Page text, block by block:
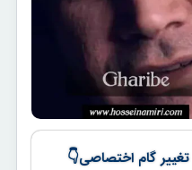
گام اختصاصی👇